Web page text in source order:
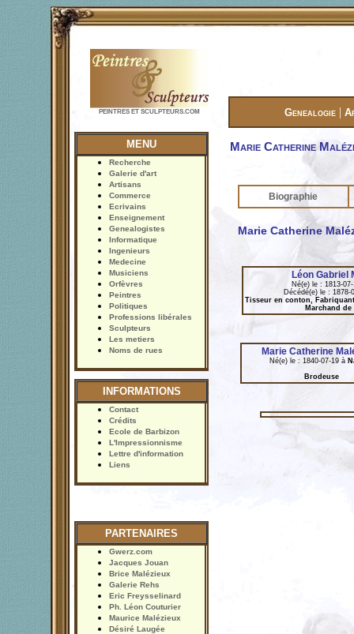
PEINTRES ET SCULPTEURS.COM Genealogie |
MENU
Recherche
Galerie d'art
Artisans
Commerce
Ecrivains
Enseignement
Genealogistes
Informatique
Ingenieurs
Medecine
Musiciens
Orfèvres
Peintres
Politiques
Professions libérales
Sculpteurs
Les metiers
Noms de rues
INFORMATIONS
Contact
Crédits
Ecole de Barbizon
L'Impressionnisme
Lettre d'information
Liens
PARTENAIRES
Gwerz.com
Jacques Jouan
Brice Malézieux
Galerie Rehs
Eric Freysselinard
Ph. Léon Couturier
Maurice Malézieux
Désiré Laugée
Marie Catherine
Biographie
Marie Catherine
Léon Gabriel
Né(e) le : 1813-
Décédé(e) le : 1878-
Tisseur en conton,
Marchand de
Marie Catherine
Né(e) le : 1840-07-19 à
Brodeuse